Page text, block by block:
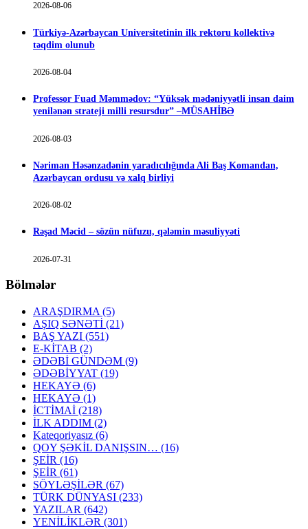
2026-08-06
Türkiyə-Azərbaycan Universitetinin ilk rektoru kollektivə
təqdim olunub
2026-08-04
Professor Fuad Məmmədov: “Yüksək mədəniyyətli insan daim
yenilənən strateji milli resursdur” –MÜSAHİBƏ
2026-08-03
Nəriman Həsənzadənin yaradıcılığında Ali Baş Komandan,
Azərbaycan ordusu və xalq birliyi
2026-08-02
Rəşad Məcid – sözün nüfuzu, qələmin məsuliyyəti
2026-07-31
Bölmələr
ARAŞDIRMA (5)
AŞIQ SƏNƏTİ (21)
BAŞ YAZI (551)
E-KİTAB (2)
ƏDƏBİ GÜNDƏM (9)
ƏDƏBİYYAT (19)
HEKAYƏ (6)
HEKAYƏ (1)
İCTİMAİ (218)
İLK ADDIM (2)
Kateqoriyasız (6)
QOY ŞƏKİL DANIŞSIN… (16)
ŞEİR (16)
ŞEİR (61)
SÖYLƏŞİLƏR (67)
TÜRK DÜNYASI (233)
YAZILAR (642)
YENİLİKLƏR (301)